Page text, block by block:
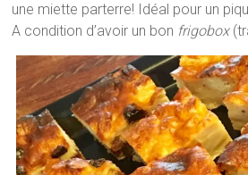
une miette parterre! Idéal pour un
A condition d’avoir un bon frigobox